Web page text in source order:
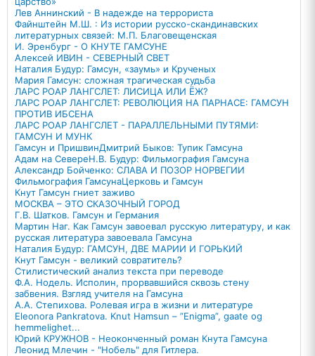
Лев Аннинский - В надежде на террориста
Файнштейн М.Ш. : Из истории русско-скандинавских
литературных связей: М.П. Благовещенская
И. Эренбург - О КНУТЕ ГАМСУНЕ
Алексей ИВИН - СЕВЕРНЫЙ СВЕТ
Наталия Будур: Гамсун, «заумь» и Крученых
Мария Гамсун: сложная трагическая судьба
ЛАРС РОАР ЛАНГСЛЕТ: ЛИСИЦА ИЛИ ЁЖ?
ЛАРС РОАР ЛАНГСЛЕТ: РЕВОЛЮЦИЯ НА ПАРНАСЕ: ГАМСУН
ПРОТИВ ИБСЕНА
ЛАРС РОАР ЛАНГСЛЕТ - ПАРАЛЛЕЛЬНЫМИ ПУТЯМИ:
ГАМСУН И МУНК
Гамсун и ПришвинДмитрий Быков: Тупик Гамсуна
Адам на СевереН.В. Будур: Фильмография Гамсуна
Александр Бойченко: СЛАВА И ПОЗОР НОРВЕГИИ
Фильмография ГамсунаЦерковь и Гамсун
Кнут Гамсун гниет заживо
МОСКВА – ЭТО СКАЗОЧНЫЙ ГОРОД
Г.В. Шатков. Гамсун и Германия
Мартин Наг. Как Гамсун завоевал русскую литературу, и как
русская литература завоевала Гамсуна
Наталия Будур: ГАМСУН, ДВЕ МАРИИ И ГОРЬКИЙ
Кнут Гамсун - великий совратитель?
Стилистический анализ текста при переводе
Ф.А. Нодель. Исполин, прорвавшийся сквозь стену
забвения. Взгляд учителя на Гамсуна
А.А. Степихова. Ролевая игра в жизни и литературе
Eleonora Pankratova. Knut Hamsun – ”Enigma”, gaate og
hemmelighet...
Юрий КРУЖНОВ - Неоконченный роман Кнута Гамсуна
Леонид Млечин - "Нобель" для Гитлера.